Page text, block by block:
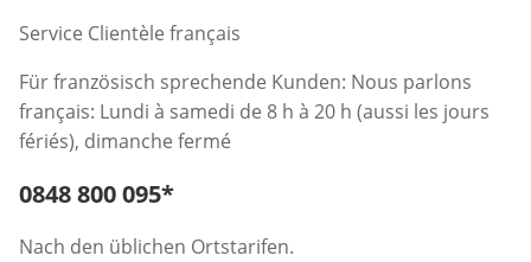
Service Clientèle français
Für französisch sprechende Kunden: Nous parlons
français: Lundi à samedi de 8 h à 20 h (aussi les jours
fériés), dimanche fermé
Telefonnummer:
0848 800 095*
Nach den üblichen Ortstarifen.